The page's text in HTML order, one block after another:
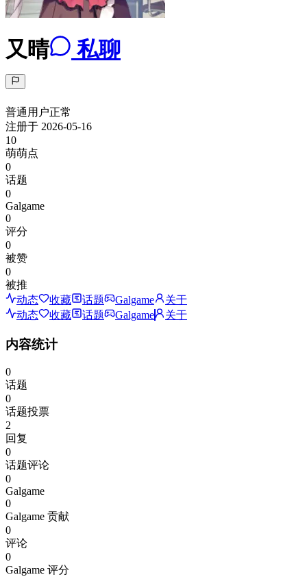
又晴 私聊
普通用户正常
注册于 2026-05-16
10
萌萌点
0
话题
0
Galgame
0
评分
0
被赞
0
被推
动态
收藏 话题 Galgame
关于
动态
收藏 话题 Galgame 关于
内容统计
0
话题
0
话题投票
2
回复
0
话题评论
0
Galgame
0
Galgame 贡献
0
评论
0
Galgame 评分